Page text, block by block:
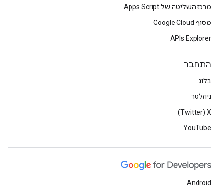
מרכז השליטה של Apps Script
מסוף Google Cloud
APIs Explorer
התחבר
בלוג
ניוזלטר
X‏ (Twitter)
YouTube
Android